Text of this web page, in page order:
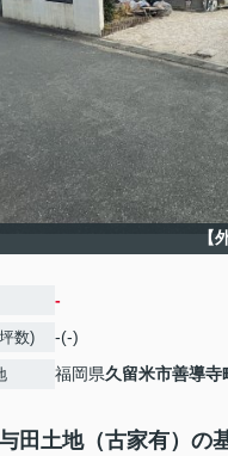
【
-
数) -(-)
福岡県久留米市善導寺
田土地（古家有）の